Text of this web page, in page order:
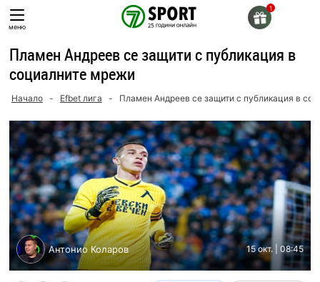
Skip
toменю
Пламен Андреев се защити с публикация в
социалните мрежи
Начало - Efbet лига - Пламен Андреев се защити с публикация в
Антонио Коларов 15 окт. | 08:45